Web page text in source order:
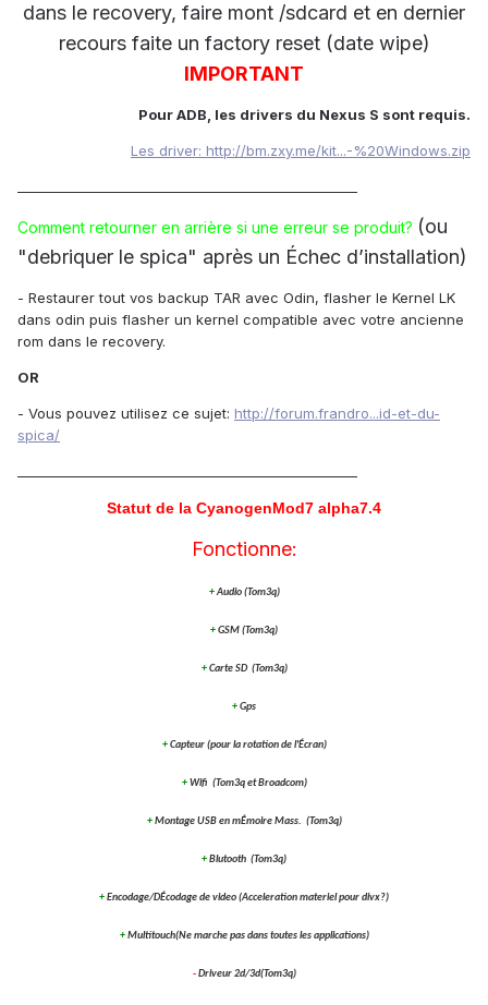
dans le recovery, faire mont /sdcard et en dernier
recours faite un factory reset (date wipe)
IMPORTANT
Pour ADB, les drivers du Nexus S sont requis.
Les driver: http://bm.zxy.me/kit...-%20Windows.zip
Comment retourner en arrière si une erreur se produit? (ou
"debriquer le spica" après un Échec d’installation)
- Restaurer tout vos backup TAR avec Odin, flasher le Kernel LK
dans odin puis flasher un kernel compatible avec votre ancienne
rom dans le recovery.
OR
- Vous pouvez utilisez ce sujet: http://forum.frandro...id-et-du-
spica/
Statut de la CyanogenMod7 alpha7.4
Fonctionne:
+Audio(Tom3q)
+GSM (Tom3q)
+Carte SD (Tom3q)
+Gps
+Capteur (pour la rotation de l'Écran)
+Wifi (Tom3q et Broadcom)
+Montage USB en mÉmoire Mass. (Tom3q)
+Blutooth (Tom3q)
+Encodage/DÉcodage de video (Acceleration materiel pour divx?)
+Multitouch(Ne marche pas dans toutes les applications)
- Driveur 2d/3d(Tom3q)